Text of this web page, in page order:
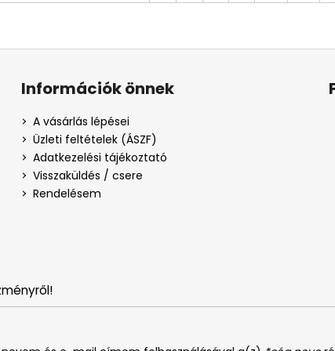
Információk önnek
A vásárlás lépései
Üzleti feltételek (ÁSZF)
Adatkezelési tájékoztató
Visszaküldés / csere
Rendelésem